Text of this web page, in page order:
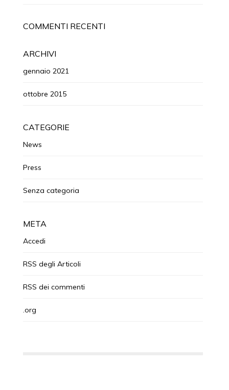
COMMENTI RECENTI
ARCHIVI
gennaio 2021
ottobre 2015
CATEGORIE
News
Press
Senza categoria
META
Accedi
RSS degli Articoli
RSS dei commenti
.org